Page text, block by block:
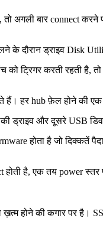
तो अगली बार connect
के दौरान ड्राइव Disk
को ट्रिगर करती रहती
हैं। हर hub फ़ेल होने की एक
और दूसरे USB
होता है जो दिक्कतें
है, एक तय power
होने की कगार पर